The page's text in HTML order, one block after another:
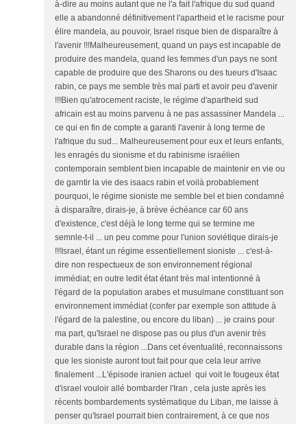
à-dire au moins autant que ne l'a fait l'afrique du sud quand
elle a abandonné définitivement l'apartheid et le racisme pour
élire mandela, au pouvoir, Israel risque bien de disparaître à
l'avenir !!!Malheureusement, quand un pays est incapable de
produire des mandela, quand les femmes d'un pays ne sont
capable de produire que des Sharons ou des tueurs d'Isaac
rabin, ce pays me semble très mal parti et avoir peu d'avenir
!!!Bien qu'atrocement raciste, le régime d'apartheid sud
africain est au moins parvenu à ne pas assassiner Mandela ...
ce qui en fin de compte a garanti l'avenir à long terme de
l'afrique du sud... Malheureusement pour eux et leurs enfants,
les enragés du sionisme et du rabinisme israélien
contemporain semblent bien incapable de maintenir en vie ou
de garntir la vie des isaacs rabin et voilà probablement
pourquoi, le régime sioniste me semble bel et bien condamné
à disparaître, dirais-je, à brève échéance car 60 ans
d'existence, c'est déjà le long terme qui se termine me
semnle-t-il ... un peu comme pour l'union soviétique dirais-je
!!!Israel, étant un régime essentiellement sioniste ... c'est-à-
dire non respectueux de son environnement régional
immédiat; en outre ledit état étant très mal intentionné à
l'égard de la population arabes et musulmane constituant son
environnement immédiat (confer par exemple son attitude à
l'égard de la palestine, ou encore du liban) ... je crains pour
ma part, qu'Israel ne dispose pas ou plus d'un avenir très
durable dans la région ...Dans cet éventualité, reconnaissons
que les sioniste auront tout fait pour que cela leur arrive
finalement ...L'épisode iranien actuel qui voit le fougeux état
d'israel vouloir allé bombarder l'Iran , cela juste après les
récents bombardements systématique du Liban, me laisse à
penser qu'Israel pourrait bien contrairement, à ce que nos